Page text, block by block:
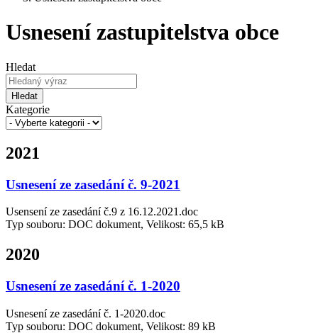
Usnesení zastupitelstva obce
Hledat
Hledat
Kategorie
2021
Usnesení ze zasedání č. 9-2021
Usensení ze zasedání č.9 z 16.12.2021.doc
Typ souboru: DOC dokument, Velikost: 65,5 kB
2020
Usnesení ze zasedání č. 1-2020
Usnesení ze zasedání č. 1-2020.doc
Typ souboru: DOC dokument, Velikost: 89 kB